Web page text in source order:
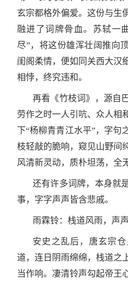
玄宗都格外偏爱。这份与生
融进了词牌骨血。苏轼一
尽”，将这份雄浑壮阔推向
闺阁柔情，便如同关西大汉
相悖，终究违和。
再看《竹枝词》，源自
劳作之时一人引吭、众人相
下“杨柳青青江水平”，字句
枝轻敲的脆响，窥见山野间
风清新灵动，质朴坦荡，全
还有许多词牌，本身就
事，字字声声皆含悲戚。
雨霖铃：栈道风雨，声
安史之乱后，唐玄宗
道，连日阴雨绵绵，栈道之
当作响。凄清铃声勾起帝王